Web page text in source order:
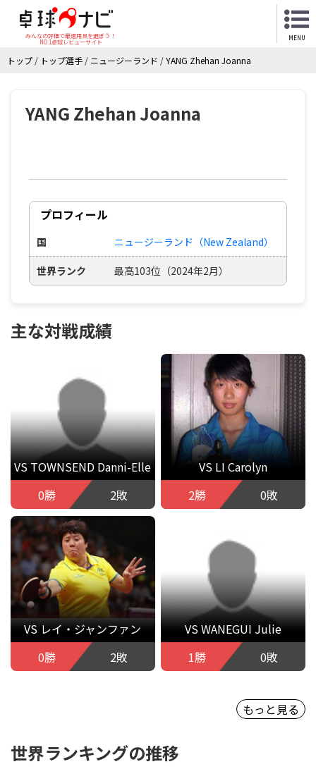
みんなの評価で最適用具を選ぼう！
NO.1卓球レビューサイト
MENU
トップ / トップ選手 / ニュージーランド /YANG Zhehan Joanna
YANG Zhehan Joanna
プロフィール
国 ニュージーランド（New Zealand）
世界ランク 最高103位（2024年2月）
主な対戦成績
VS TOWNSEND Danni-Elle
0勝
2敗
VS LI Carolyn
2勝
0敗
VS レイ・ジャンファン
0勝
2敗
VS WANEGUI Julie
1勝
0敗
もっと見る
世界ランキングの推移